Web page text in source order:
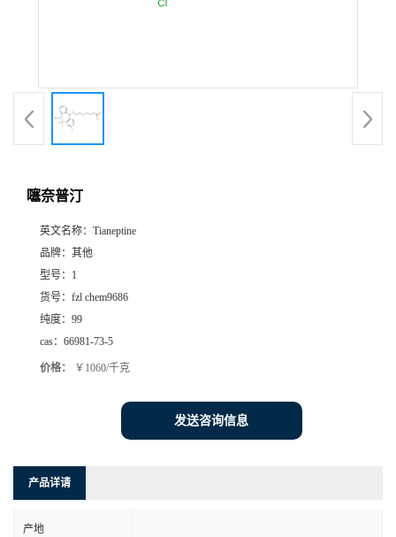
噻奈普汀
英文名称： Tianeptine
品牌： 其他
型号： 1
货号： fzl chem9686
纯度： 99
cas： 66981-73-5
价格： ￥1060/千克
发送咨询信息
产品详请
产地